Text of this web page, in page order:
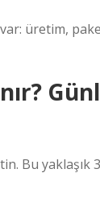
üretim,
Bu yaklaşık